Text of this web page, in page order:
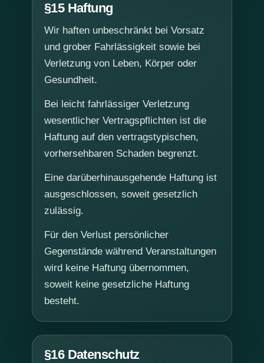
§15 Haftung
Wir haften unbeschränkt bei Vorsatz
und grober Fahrlässigkeit sowie bei
Verletzung von Leben, Körper oder
Gesundheit.
Bei leicht fahrlässiger Verletzung
wesentlicher Vertragspflichten ist die
Haftung auf den vertragstypischen,
vorhersehbaren Schaden begrenzt.
Eine darüberhinausgehende Haftung ist
ausgeschlossen, soweit gesetzlich
zulässig.
Für den Verlust persönlicher
Gegenstände während Veranstaltungen
wird keine Haftung übernommen,
soweit keine gesetzliche Haftung
besteht.
§16 Datenschutz